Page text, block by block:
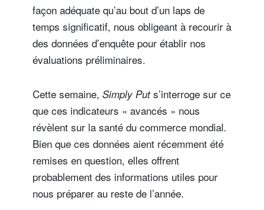
façon adéquate qu’au bout d’un laps de
temps significatif, nous obligeant à recourir à
des données d’enquête pour établir nos
évaluations préliminaires.
Cette semaine, Simply Puts’interroge sur ce
que ces indicateurs « avancés » nous
révèlent sur la santé du commerce mondial.
Bien que ces données aient récemment été
remises en question, elles offrent
probablement des informations utiles pour
nous préparer au reste de l’année.